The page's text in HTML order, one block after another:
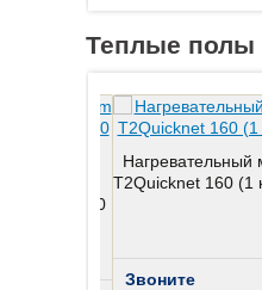
Теплые полы
кв. м / 1600
Нагревательный
T2Quicknet 160 (1
Звоните